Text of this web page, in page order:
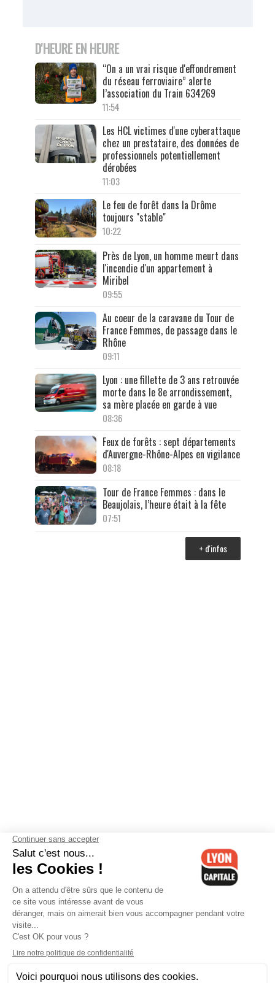
D'HEURE EN HEURE
“On a un vrai risque d'effondrement
du réseau ferroviaire” alerte
l’association du Train 634269
11:54
Les HCL victimes d'une cyberattaque
chez un prestataire, des données de
professionnels potentiellement
dérobées
11:03
Le feu de forêt dans la Drôme
toujours "stable"
10:22
Près de Lyon, un homme meurt dans
l'incendie d'un appartement à
Miribel
09:55
Au coeur de la caravane du Tour de
France Femmes, de passage dans le
Rhône
09:11
Lyon : une fillette de 3 ans retrouvée
morte dans le 8e arrondissement,
sa mère placée en garde à vue
08:36
Feux de forêts : sept départements
d'Auvergne-Rhône-Alpes en vigilance
08:18
Tour de France Femmes : dans le
Beaujolais, l’heure était à la fête
07:51
+ d'infos